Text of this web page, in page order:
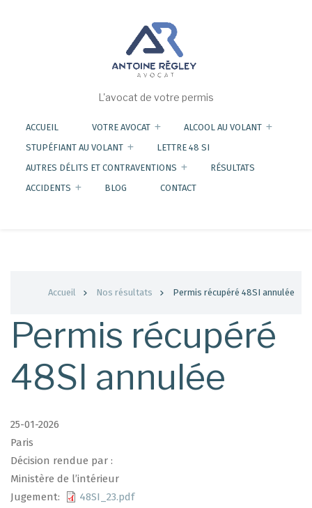
L'avocat de votre permis
ACCUEIL VOTRE AVOCAT
ALCOOL AU VOLANT
STUPÉFIANT AU VOLANT
LETTRE 48 SI
AUTRES DÉLITS ET CONTRAVENTIONS
RÉSULTATS
ACCIDENTS
BLOG CONTACT
d'Ariane
Accueil Nos résultats Permis récupéré 48SI annulée
Permis récupéré
48SI annulée
25-01-2026
Paris
Décision rendue par :
Ministère de l’intérieur
Jugement
48SI_23.pdf